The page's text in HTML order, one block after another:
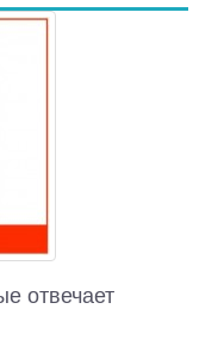
отвечает